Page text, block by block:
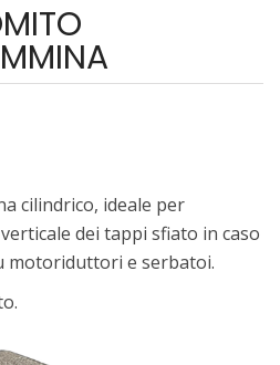
cilindrico, ideale per
dei tappi sfiato in caso
motoriduttori e serbatoi.